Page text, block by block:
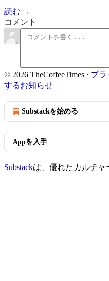
読む →
コメント
© 2026 TheCoffeeTimes · プラ
するお知らせ
Substackを始める
Appを入手
Substackは、優れたカルチャ